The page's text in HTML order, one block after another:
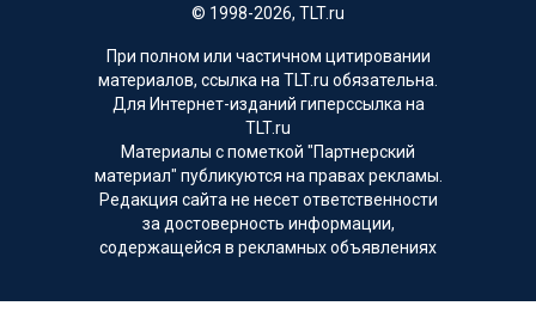
© 1998-2026, TLT.ru
При полном или частичном цитировании
материалов, ссылка на TLT.ru обязательна.
Для Интернет-изданий гиперссылка на
TLT.ru
Материалы с пометкой "Партнерский
материал" публикуются на правах рекламы.
Редакция сайта не несет ответственности
за достоверность информации,
содержащейся в рекламных объявлениях